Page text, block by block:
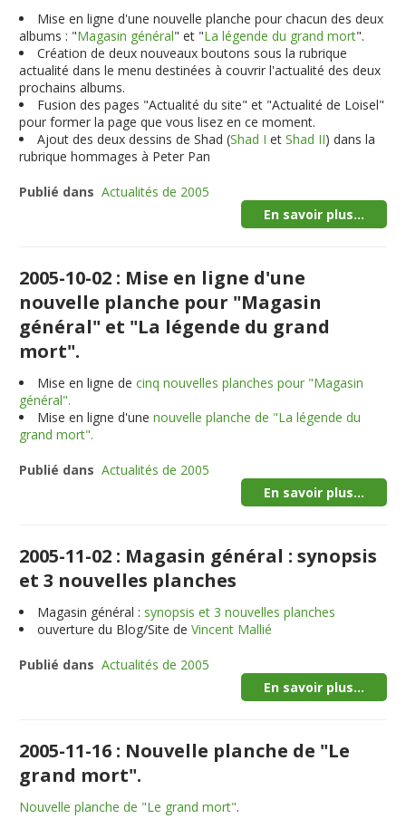
Mise en ligne d'une nouvelle planche pour chacun des deux
albums : "Magasin général" et "La légende du grand mort".
Création de deux nouveaux boutons sous la rubrique
actualité dans le menu destinées à couvrir l'actualité des deux
prochains albums.
Fusion des pages "Actualité du site" et "Actualité de Loisel"
pour former la page que vous lisez en ce moment.
Ajout des deux dessins de Shad (Shad I etShad II) dans la
rubrique hommages à Peter Pan
Publié dans Actualités de 2005
En savoir plus...
2005-10-02 : Mise en ligne d'une
nouvelle planche pour "Magasin
général" et "La légende du grand
mort".
Mise en ligne decinq nouvelles planches pour "Magasin
général".
Mise en ligne d'unenouvelle planche de "La légende du
grand mort".
Publié dans Actualités de 2005
En savoir plus...
2005-11-02 : Magasin général : synopsis
et 3 nouvelles planches
Magasin général : synopsis et 3 nouvelles planches
ouverture du Blog/Site deVincent Mallié
Publié dans Actualités de 2005
En savoir plus...
2005-11-16 : Nouvelle planche de "Le
grand mort".
Nouvelle planche de "Le grand mort".